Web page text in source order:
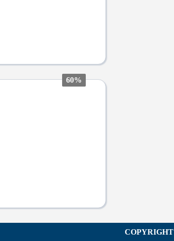
60%
COPYRIGHT